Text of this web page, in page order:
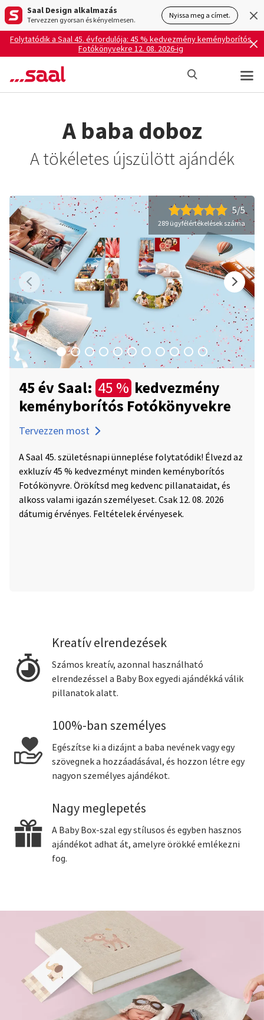
Saal Design alkalmazás
Tervezzen gyorsan és kényelmesen. Nyissa meg a címet.
Folytatódik a Saal 45. évfordulója: 45 % kedvezmény keményborítós
Fotókönyvekre 12. 08. 2026-ig
A baba doboz
A tökéletes újszülött ajándék
5/5
289 ügyfélértékelések száma
45 év Saal: 45 % kedvezmény
keményborítós Fotókönyvekre
Tervezzen most
A Saal 45. születésnapi ünneplése folytatódik! Élvezd az
exkluzív 45 % kedvezményt minden keményborítós
Fotókönyvre. Örökítsd meg kedvenc pillanataidat, és
alkoss valami igazán személyeset. Csak 12. 08. 2026
dátumig érvényes. Feltételek érvényesek.
Kreatív elrendezések
Számos kreatív, azonnal használható
elrendezéssel a Baby Box egyedi ajándékká válik
pillanatok alatt.
100%-ban személyes
Egészítse ki a dizájnt a baba nevének vagy egy
szövegnek a hozzáadásával, és hozzon létre egy
nagyon személyes ajándékot.
Nagy meglepetés
A Baby Box-szal egy stílusos és egyben hasznos
ajándékot adhat át, amelyre örökké emlékezni
fog.